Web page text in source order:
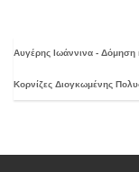
Αυγέρης Ιωάννινα - Δόμηση
Κορνίζες Διογκωμένης